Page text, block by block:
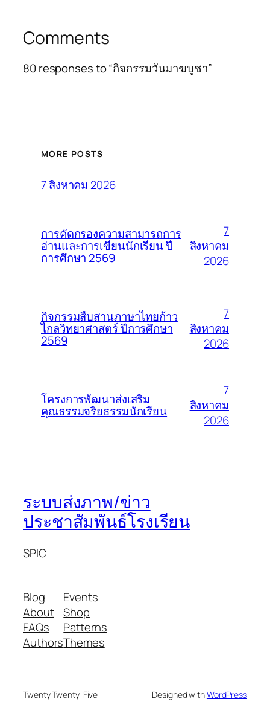
Comments
80 responses to “กิจกรรมวันมาฆบูชา”
MORE POSTS
7 สิงหาคม 2026
การคัดกรองความสามารถการ
อ่านและการเขียนนักเรียน ปี
การศึกษา 2569
7
สิงหาคม
2026
กิจกรรมสืบสานภาษาไทยก้าว
ไกลวิทยาศาสตร์ ปีการศึกษา
2569
7
สิงหาคม
2026
โครงการพัฒนาส่งเสริม
คุณธรรมจริยธรรมนักเรียน
7
สิงหาคม
2026
ระบบส่งภาพ/ข่าว
ประชาสัมพันธ์โรงเรียน
SPIC
Blog
About
FAQs
Authors
Events
Shop
Patterns
Themes
Twenty Twenty-Five Designed withWordPress